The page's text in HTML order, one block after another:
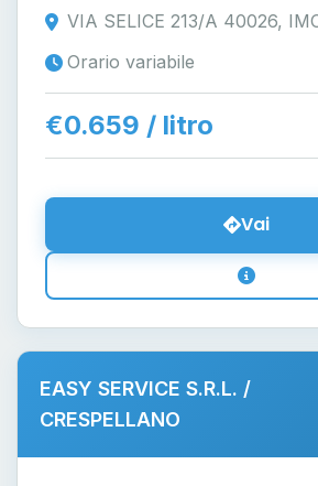
VIA SELICE 213/A 40026,
Orario variabile
€0.659 / litro
Vai
EASY SERVICE S.R.L. /
CRESPELLANO